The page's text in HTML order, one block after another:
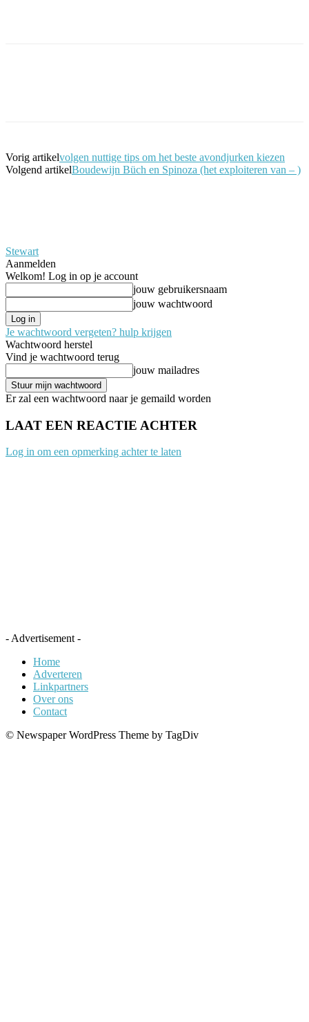
Vorig artikelvolgen nuttige tips om het beste avondjurken kiezen
Volgend artikelBoudewijn Büch en Spinoza (het exploiteren van – )
Stewart
Aanmelden
Welkom! Log in op je account
jouw gebruikersnaam
jouw wachtwoord
Je wachtwoord vergeten? hulp krijgen
Wachtwoord herstel
Vind je wachtwoord terug
jouw mailadres
Er zal een wachtwoord naar je gemaild worden
LAAT EEN REACTIE ACHTER
Log in om een opmerking achter te laten
- Advertisement -
Home
Adverteren
Linkpartners
Over ons
Contact
© Newspaper WordPress Theme by TagDiv